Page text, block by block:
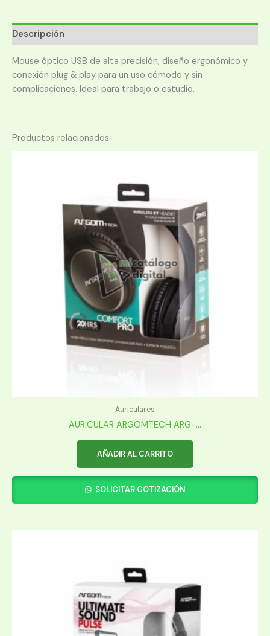
Descripción
Mouse óptico USB de alta precisión, diseño ergonómico y
conexión plug & play para un uso cómodo y sin
complicaciones. Ideal para trabajo o estudio.
Productos relacionados
Auriculares
AURICULAR ARGOMTECH ARG-...
AÑADIR AL CARRITO
SOLICITAR COTIZACIÓN